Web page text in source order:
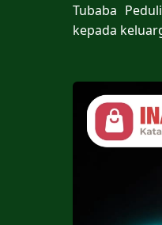
Tubaba
kepada